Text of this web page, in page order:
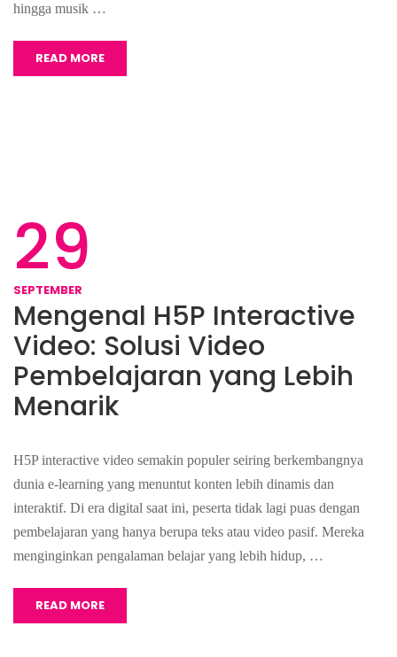
hingga musik …
READ MORE
29
SEPTEMBER
Mengenal H5P Interactive
Video: Solusi Video
Pembelajaran yang Lebih
Menarik
H5P interactive video semakin populer seiring berkembangnya
dunia e-learning yang menuntut konten lebih dinamis dan
interaktif. Di era digital saat ini, peserta tidak lagi puas dengan
pembelajaran yang hanya berupa teks atau video pasif. Mereka
menginginkan pengalaman belajar yang lebih hidup, …
READ MORE